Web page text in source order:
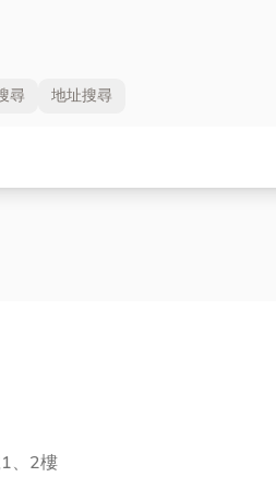
尋 地址搜尋
、2樓